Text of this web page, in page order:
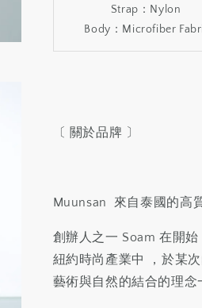
Strap：Nylon
Body：Microfiber
〔 關於品牌 〕
Muunsan 來自泰國的高
創辦人之一 Soam 在開
紐約時尚產業中 ，於某
藝術與自然的結合的理念